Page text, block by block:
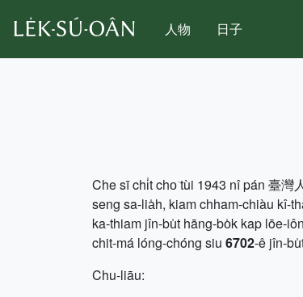
人物 日子
Che sī chi̍t cho͘ tùi 1943 nî pán 臺灣
seng sa-lia̍h, kiam chham-chiàu kî-
ka-thiam jîn-bu̍t hāng-bo̍k kap lōe-
chit-má lóng-chóng siu 6702-ê jîn-
Chu-liāu: